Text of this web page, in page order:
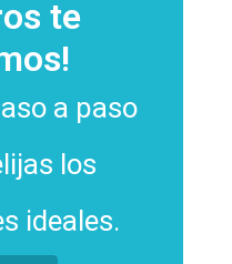
te
a paso
los
ideales.